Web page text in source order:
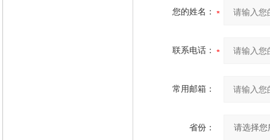
您的姓名：
联系电话：
常用邮箱：
省份：